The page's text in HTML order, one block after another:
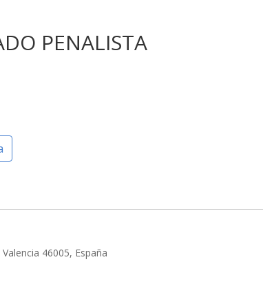
PENALISTA
46005, España